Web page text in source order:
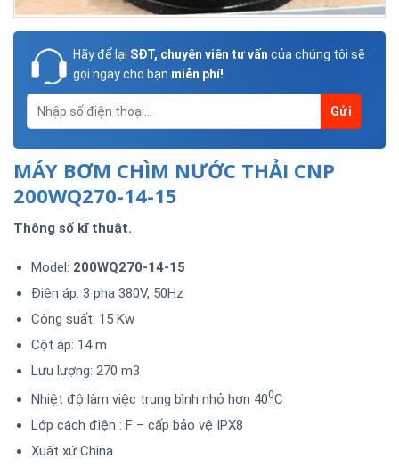
Hãy để lại SĐT, chuyên viên tư vấn của chúng tôi sẽ
gọi ngay cho bạn miễn phí!
MÁY BƠM CHÌM NƯỚC THẢI CNP
200WQ270-14-15
Thông số kĩ thuật.
Model: 200WQ270-14-15
Điện áp: 3 pha 380V, 50Hz
Công suất: 15 Kw
Cột áp: 14 m
Lưu lượng: 270 m3
Nhiệt độ làm việc trung bình nhỏ hơn 400C
Lớp cách điện : F – cấp bảo vệ IPX8
Xuất xứ China